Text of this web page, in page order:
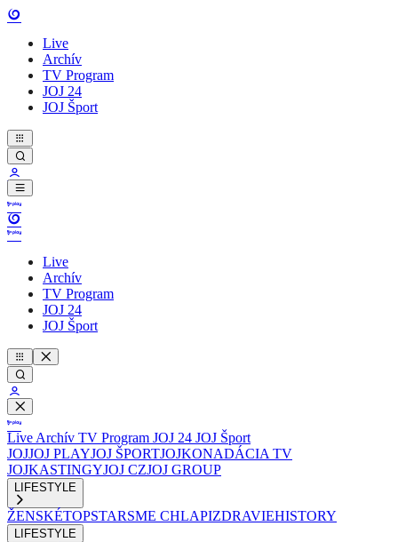
Live
Archív
TV Program
JOJ 24
JOJ Šport
Live
Archív
TV Program
JOJ 24
JOJ Šport
Live Archív TV Program JOJ 24 JOJ Šport
JOJJOJ PLAYJOJ ŠPORTJOJKONADÁCIA TV
JOJKASTINGYJOJ CZJOJ GROUP
LIFESTYLE
ŽENSKÉTOPSTARSME CHLAPIZDRAVIEHISTORY
LIFESTYLE